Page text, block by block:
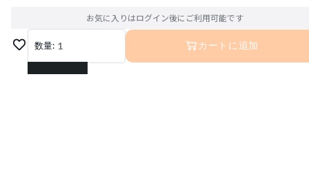
お気に入りはログイン後にご利用可能です
数量: 1
1
カートに追加